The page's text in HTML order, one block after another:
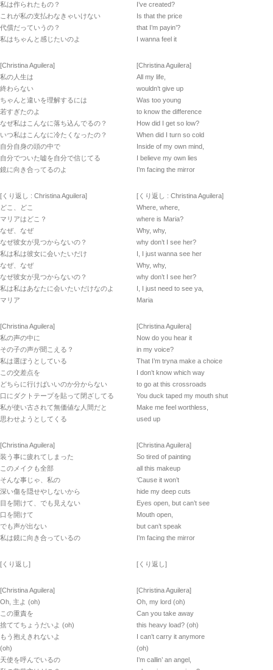
私は作られたもの？
これが私の支払わなきゃいけない
代償だっていうの？
私はちゃんと感じたいのよ
[Christina Aguilera]
私の人生は
終わらない
ちゃんと違いを理解するには
若すぎたのよ
なぜ私はこんなに落ち込んでるの？
いつ私はこんなに冷たくなったの？
自分自身の頭の中で
自分でついた嘘を自分で信じてる
鏡に向き合ってるのよ
[くり返し : Christina Aguilera]
どこ、どこ
マリアはどこ？
なぜ、なぜ
なぜ彼女が見つからないの？
私は私は彼女に会いたいだけ
なぜ、なぜ
なぜ彼女が見つからないの？
私は私はあなたに会いたいだけなのよ
マリア
[Christina Aguilera]
私の声の中に
その子の声が聞こえる？
私は選ぼうとしている
この交差点を
どちらに行けばいいのか分からない
口にダクトテープを貼って閉ざしてる
私が使い古されて無価値な人間だと
思わせようとしてくる
[Christina Aguilera]
装う事に疲れてしまった
このメイクも全部
そんな事じゃ、私の
深い傷を隠せやしないから
目を開けて、でも見えない
口を開けて
でも声が出ない
私は鏡に向き合っているの
[くり返し]
[Christina Aguilera]
Oh, 主よ (oh)
この重責を
捨ててちょうだいよ (oh)
もう抱えきれないよ
(oh)
天使を呼んでいるの
I’ve created?
Is that the price
that I’m payin’?
I wanna feel it
[Christina Aguilera]
All my life,
wouldn’t give up
Was too young
to know the difference
How did I get so low?
When did I turn so cold
Inside of my own mind,
I believe my own lies
I’m facing the mirror
[くり返し : Christina Aguilera]
Where, where,
where is Maria?
Why, why,
why don’t I see her?
I, I just wanna see her
Why, why,
why don’t I see her?
I, I just need to see ya,
Maria
[Christina Aguilera]
Now do you hear it
in my voice?
That I’m tryna make a choice
I don’t know which way
to go at this crossroads
You duck taped my mouth shut
Make me feel worthless,
used up
[Christina Aguilera]
So tired of painting
all this makeup
‘Cause it won’t
hide my deep cuts
Eyes open, but can’t see
Mouth open,
but can’t speak
I’m facing the mirror
[くり返し]
[Christina Aguilera]
Oh, my lord (oh)
Can you take away
this heavy load? (oh)
I can’t carry it anymore
(oh)
I’m callin’ an angel,